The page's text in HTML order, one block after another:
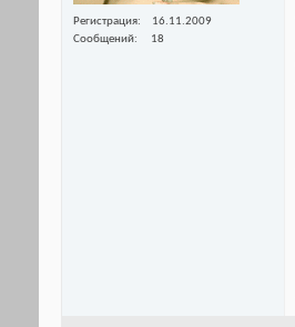
Регистрация
16.11.2009
Сообщений
18